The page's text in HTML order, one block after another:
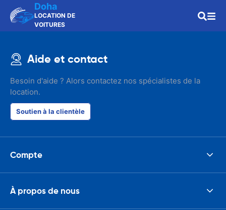
Doha
LOCATION DE
VOITURES
Aide et contact
Besoin d'aide ? Alors contactez nos spécialistes de la
location.
Soutien à la clientèle
Compte
À propos de nous